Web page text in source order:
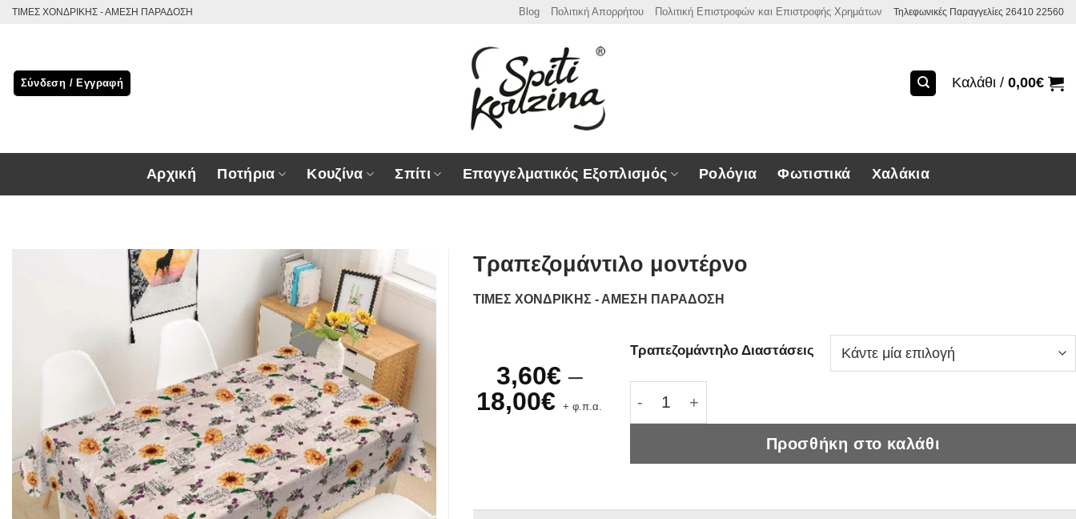
Μετάβαση
ΤΙΜΕΣ ΧΟΝΔΡΙΚΗΣ - ΑΜΕΣΗ ΠΑΡΑΔΟΣΗ Blog Πολιτική Απορρήτου Πολιτική Επιστροφών και Επιστροφής Χρημάτων Τηλεφωνικές Παραγγελίες 26410 22560
Σύνδεση / Εγγραφή Καλάθι / 0,00€
Αρχική Ποτήρια Κουζίνα Σπίτι Επαγγελματικός Εξοπλισμός Ρολόγια Φωτιστικά Χαλάκια
Τραπεζομάντιλο μοντέρνο
ΤΙΜΕΣ ΧΟΝΔΡΙΚΗΣ - ΑΜΕΣΗ ΠΑΡΑΔΟΣΗ
3,60€ –
18,00€Price
18,00€
+ φ.π.α.
Τραπεζομάντηλο Διαστάσεις
Τραπεζομάντιλο μοντέρνο ποσότητα
Προσθήκη στο καλάθι